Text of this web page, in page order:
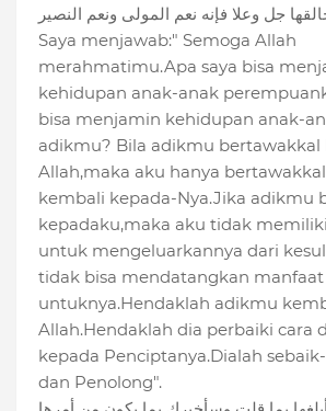
Saya menjawab:" Semoga Allah
merahmatimu.Apa saya bisa
kehidupan anak-anak
bisa menjamin kehidupan anak-
adikmu? Bila adikmu bertawakkal
Allah,maka aku hanya
kembali kepada-Nya.Jika adikmu
kepadaku,maka aku tidak
untuk mengeluarkannya dari
tidak bisa mendatangkan manfaat
untuknya.Hendaklah adikmu
Allah.Hendaklah dia perbaiki cara
kepada Penciptanya.Dialah
dan Penolong".